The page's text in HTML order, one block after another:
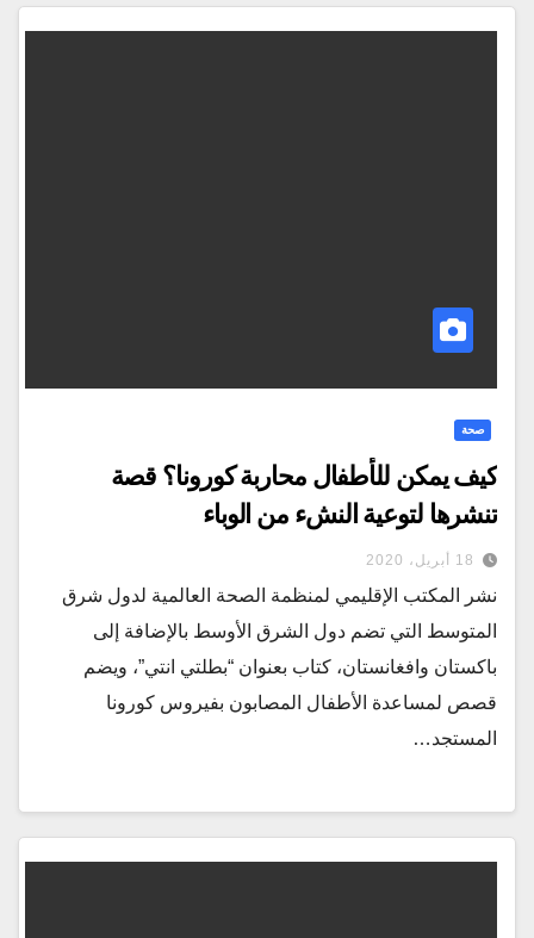
صحة
كيف يمكن للأطفال محاربة كورونا؟ قصة
تنشرها لتوعية النشء من الوباء
18 أبريل، 2020
نشر المكتب الإقليمي لمنظمة الصحة العالمية لدول شرق
المتوسط التي تضم دول الشرق الأوسط بالإضافة إلى
باكستان وافغانستان، كتاب بعنوان “بطلتي انتي”، ويضم
قصص لمساعدة الأطفال المصابون بفيروس كورونا
المستجد…